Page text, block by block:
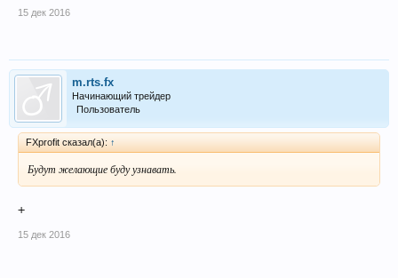
15 дек 2016
m.rts.fx
Начинающий трейдер
Пользователь
FXprofit сказал(а): ↑
Будут желающие буду узнавать.
+
15 дек 2016